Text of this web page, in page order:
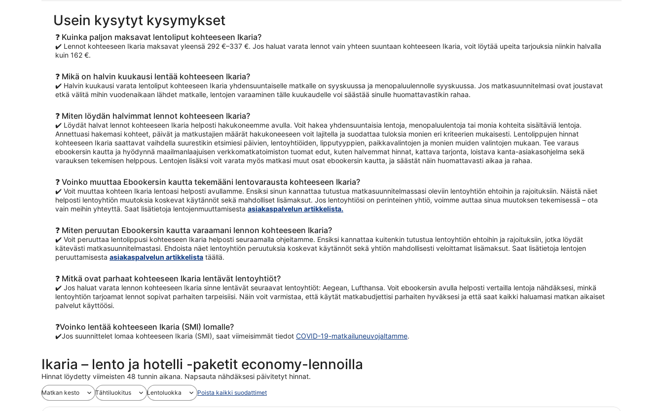
Usein kysytyt kysymykset
❓ Kuinka paljon maksavat lentoliput kohteeseen Ikaria?
✔️ Lennot kohteeseen Ikaria maksavat yleensä 292 €–337 €. Jos haluat varata lennot vain yhteen suuntaan kohteeseen Ikaria, voit löytää upeita tarjouksia niinkin halvalla
kuin 162 €.
❓ Mikä on halvin kuukausi lentää kohteeseen Ikaria?
✔️ Halvin kuukausi varata lentoliput kohteeseen Ikaria yhdensuuntaiselle matkalle on syyskuussa ja menopaluulennolle syyskuussa. Jos matkasuunnitelmasi ovat joustavat
etkä välitä mihin vuodenaikaan lähdet matkalle, lentojen varaaminen tälle kuukaudelle voi säästää sinulle huomattavastikin rahaa.
❓ Miten löydän halvimmat lennot kohteeseen Ikaria?
✔️ Löydät halvat lennot kohteeseen Ikaria helposti hakukoneemme avulla. Voit hakea yhdensuuntaisia lentoja, menopaluulentoja tai monia kohteita sisältäviä lentoja.
Annettuasi hakemasi kohteet, päivät ja matkustajien määrät hakukoneeseen voit lajitella ja suodattaa tuloksia monien eri kriteerien mukaisesti. Lentolippujen hinnat
kohteeseen Ikaria saattavat vaihdella suurestikin etsimiesi päivien, lentoyhtiöiden, lipputyyppien, paikkavalintojen ja monien muiden valintojen mukaan. Tee varaus
ebookersin kautta ja hyödynnä maailmanlaajuisen verkkomatkatoimiston tuomat edut, kuten halvemmat hinnat, kattava tarjonta, loistava kanta-asiakasohjelma sekä
varauksen tekemisen helppous. Lentojen lisäksi voit varata myös matkasi muut osat ebookersin kautta, ja säästät näin huomattavasti aikaa ja rahaa.
❓ Voinko muuttaa Ebookersin kautta tekemääni lentovarausta kohteeseen Ikaria?
✔️ Voit muuttaa kohteen Ikaria lentoasi helposti avullamme. Ensiksi sinun kannattaa tutustua matkasuunnitelmassasi oleviin lentoyhtiön ehtoihin ja rajoituksiin. Näistä näet
helposti lentoyhtiön muutoksia koskevat käytännöt sekä mahdolliset lisämaksut. Jos lentoyhtiösi on perinteinen yhtiö, voimme auttaa sinua muutoksen tekemisessä – ota
vain meihin yhteyttä. Saat lisätietoja lentojenmuuttamisesta asiakaspalvelun artikkelista.
❓ Miten peruutan Ebookersin kautta varaamani lennon kohteeseen Ikaria?
✔️ Voit peruuttaa lentolippusi kohteeseen Ikaria helposti seuraamalla ohjeitamme. Ensiksi kannattaa kuitenkin tutustua lentoyhtiön ehtoihin ja rajoituksiin, jotka löydät
kätevästi matkasuunnitelmastasi. Ehdoista näet lentoyhtiön peruutuksia koskevat käytännöt sekä yhtiön mahdollisesti veloittamat lisämaksut. Saat lisätietoja lentojen
peruuttamisesta asiakaspalvelun artikkelista täällä.
❓ Mitkä ovat parhaat kohteeseen Ikaria lentävät lentoyhtiöt?
✔️ Jos haluat varata lennon kohteeseen Ikaria sinne lentävät seuraavat lentoyhtiöt: Aegean, Lufthansa. Voit ebookersin avulla helposti vertailla lentoja nähdäksesi, minkä
lentoyhtiön tarjoamat lennot sopivat parhaiten tarpeisiisi. Näin voit varmistaa, että käytät matkabudjettisi parhaiten hyväksesi ja että saat kaikki haluamasi matkan aikaiset
palvelut käyttöösi.
❓Voinko lentää kohteeseen Ikaria (SMI) lomalle?
✔️Jos suunnittelet lomaa kohteeseen Ikaria (SMI), saat viimeisimmät tiedot COVID-19-matkailuneuvojaltamme.
Ikaria – lento ja hotelli -paketit economy-lennoilla
Hinnat löydetty viimeisten 48 tunnin aikana. Napsauta nähdäksesi päivitetyt hinnat.
Matkan kesto Tähtiluokitus Lentoluokka Poista kaikki suodattimet